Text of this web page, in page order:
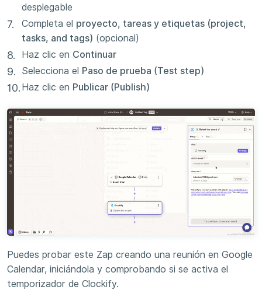
desplegable
Completa el proyecto, tareas y etiquetas (project,
tasks, and tags) (opcional)
Haz clic en Continuar
Selecciona el Paso de prueba (Test step)
Haz clic en Publicar (Publish)
Puedes probar este Zap creando una reunión en Google
Calendar, iniciándola y comprobando si se activa el
temporizador de Clockify.